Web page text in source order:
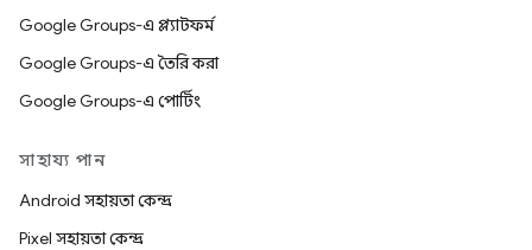
Google Groups-এ প্ল্যাটফর্ম
Google Groups-এ তৈরি করা
Google Groups-এ পোর্টিং
সাহায্য পান
Android সহায়তা কেন্দ্র
Pixel সহায়তা কেন্দ্র